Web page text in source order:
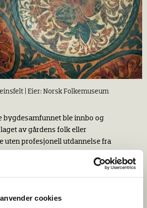
cookies
| Norsk Folkemuseum
bygdesamfunnet ble innbo og
av gårdens folk eller
uten profesjonell utdannelse fra
Det vokste fram regionale
i en vekselvirkning mellom